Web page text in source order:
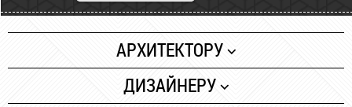
АРХИТЕКТОРУ
Бумага
ДИЗАЙНЕРУ